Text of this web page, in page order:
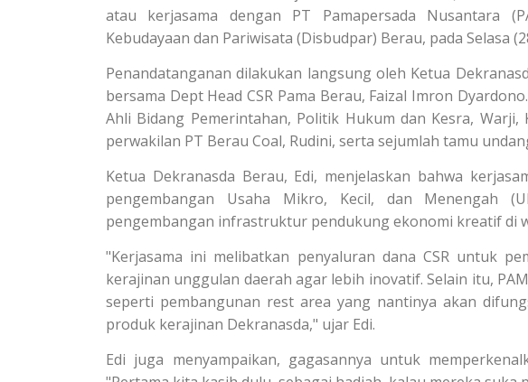
atau kerjasama dengan PT Pamapersada Nusantara
Kebudayaan dan Pariwisata (Disbudpar) Berau, pada Selasa
Penandatanganan dilakukan langsung oleh Ketua
bersama Dept Head CSR Pama Berau, Faizal Imron
Ahli Bidang Pemerintahan, Politik Hukum dan Kesra,
perwakilan PT Berau Coal, Rudini, serta sejumlah tamu
Ketua Dekranasda Berau, Edi, menjelaskan bahwa
pengembangan Usaha Mikro, Kecil, dan Menengah
pengembangan infrastruktur pendukung ekonomi kreatif di
"Kerjasama ini melibatkan penyaluran dana CSR untuk
kerajinan unggulan daerah agar lebih inovatif. Selain itu,
seperti pembangunan rest area yang nantinya akan
produk kerajinan Dekranasda," ujar Edi.
Edi juga menyampaikan, gagasannya untuk